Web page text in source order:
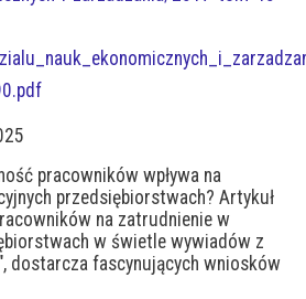
pracowników wpływa na
przedsiębiorstwach? Artykuł
na zatrudnienie w
w świetle wywiadów z
dostarcza fascynujących wniosków